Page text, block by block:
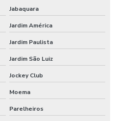
Jabaquara
Jardim América
Jardim Paulista
Jardim São Luiz
Jockey Club
Moema
Parelheiros